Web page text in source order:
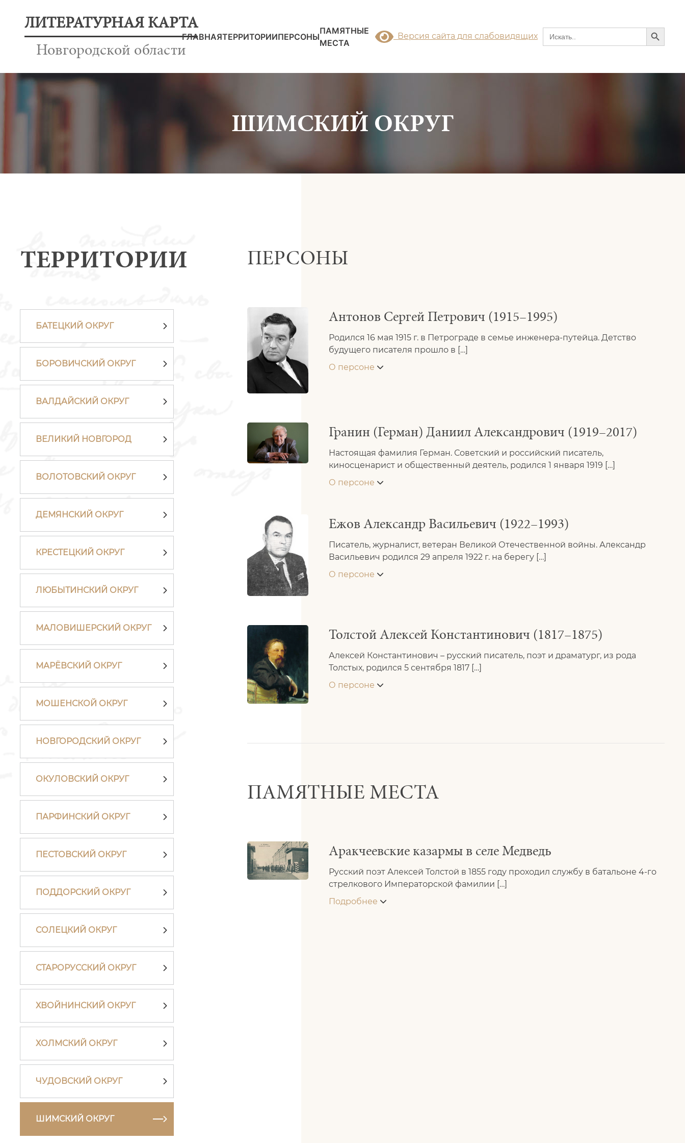
ЛИТЕРАТУРНАЯ КАРТА
Новгородской области
ГЛАВНАЯТЕРРИТОРИИПЕРСОНЫ
ПАМЯТНЫЕ
МЕСТА
Версия сайта для слабовидящих
Search
for:
Search Button
ШИМСКИЙ ОКРУГ
ТЕРРИТОРИИ
БАТЕЦКИЙ ОКРУГ
БОРОВИЧСКИЙ ОКРУГ
ВАЛДАЙСКИЙ ОКРУГ
ВЕЛИКИЙ НОВГОРОД
ВОЛОТОВСКИЙ ОКРУГ
ДЕМЯНСКИЙ ОКРУГ
КРЕСТЕЦКИЙ ОКРУГ
ЛЮБЫТИНСКИЙ ОКРУГ
МАЛОВИШЕРСКИЙ ОКРУГ
МАРЁВСКИЙ ОКРУГ
МОШЕНСКОЙ ОКРУГ
НОВГОРОДСКИЙ ОКРУГ
ОКУЛОВСКИЙ ОКРУГ
ПАРФИНСКИЙ ОКРУГ
ПЕСТОВСКИЙ ОКРУГ
ПОДДОРСКИЙ ОКРУГ
СОЛЕЦКИЙ ОКРУГ
СТАРОРУССКИЙ ОКРУГ
ХВОЙНИНСКИЙ ОКРУГ
ХОЛМСКИЙ ОКРУГ
ЧУДОВСКИЙ ОКРУГ
ШИМСКИЙ ОКРУГ
ПЕРСОНЫ
Антонов Сергей Петрович (1915–1995)
Родился 16 мая 1915 г. в Петрограде в семье инженера-путейца. Детство
будущего писателя прошло в […]
О персоне
Гранин (Герман) Даниил Александрович (1919–2017)
Настоящая фамилия Герман. Советский и российский писатель,
киносценарист и общественный деятель, родился 1 января 1919 […]
О персоне
Ежов Александр Васильевич (1922–1993)
Писатель, журналист, ветеран Великой Отечественной войны. Александр
Васильевич родился 29 апреля 1922 г. на берегу […]
О персоне
Толстой Алексей Константинович (1817–1875)
Алексей Константинович – русский писатель, поэт и драматург, из рода
Толстых, родился 5 сентября 1817 […]
О персоне
ПАМЯТНЫЕ МЕСТА
Аракчеевские казармы в селе Медведь
Русский поэт Алексей Толстой в 1855 году проходил службу в батальоне 4-го
стрелкового Императорской фамилии […]
Подробнее